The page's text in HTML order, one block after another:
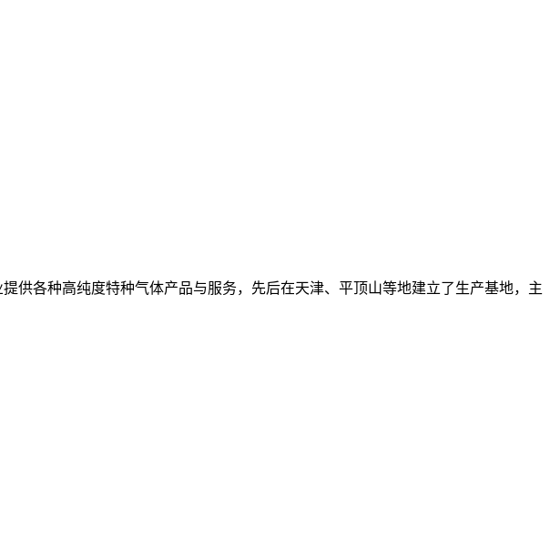
供各种高纯度特种气体产品与服务，先后在天津、平顶山等地建立了生产基地，主